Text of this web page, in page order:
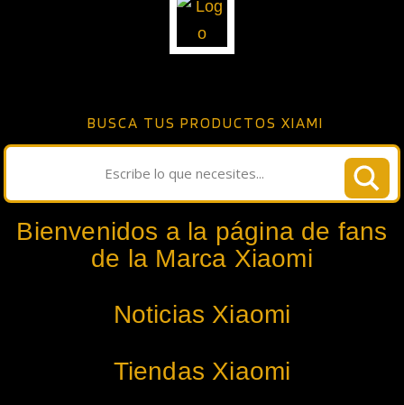
BUSCA TUS PRODUCTOS XIAMI
Bienvenidos a la página de fans
de la Marca Xiaomi
Noticias Xiaomi
Tiendas Xiaomi